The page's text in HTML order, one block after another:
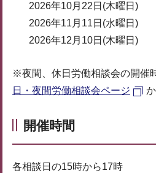
2026年10月22日(木曜日)
2026年11月11日(水曜日)
2026年12月10日(木曜日)
※夜間、休日労働相談会の開催
日・夜間労働相談会ページ
開催時間
各相談日の15時から17時